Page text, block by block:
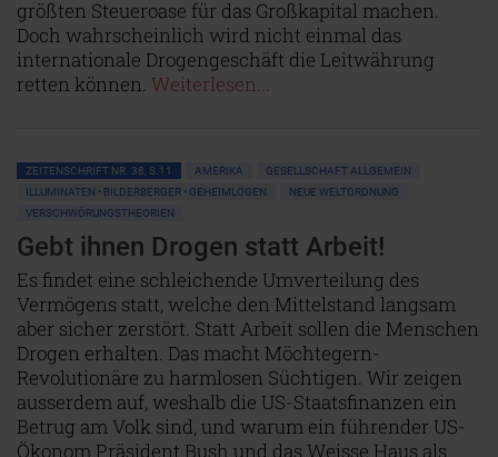
größten Steueroase für das Großkapital machen.
Doch wahrscheinlich wird nicht einmal das
internationale Drogengeschäft die Leitwährung
retten können. Weiterlesen...
ZEITENSCHRIFT NR. 38, S.11 AMERIKA
GESELLSCHAFT ALLGEMEIN
ILLUMINATEN • BILDERBERGER • GEHEIMLOGEN
NEUE WELTORDNUNG
VERSCHWÖRUNGSTHEORIEN
Gebt ihnen Drogen statt Arbeit!
Es findet eine schleichende Umverteilung des
Vermögens statt, welche den Mittelstand langsam
aber sicher zerstört. Statt Arbeit sollen die Menschen
Drogen erhalten. Das macht Möchtegern-
Revolutionäre zu harmlosen Süchtigen. Wir zeigen
ausserdem auf, weshalb die US-Staatsfinanzen ein
Betrug am Volk sind, und warum ein führender US-
Ökonom Präsident Bush und das Weisse Haus als